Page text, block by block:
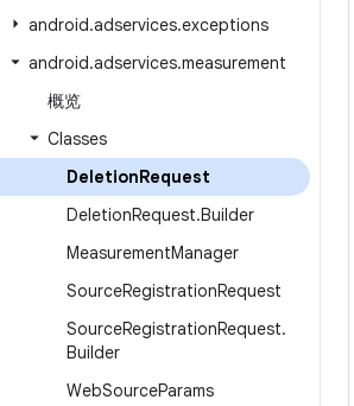
android.adservices.exceptions
android.adservices.measurement
概览
Classes
DeletionRequest
DeletionRequest.Builder
MeasurementManager
SourceRegistrationRequest
SourceRegistrationRequest.
Builder
WebSourceParams